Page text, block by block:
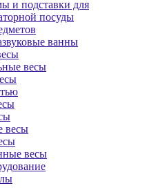
и подставки для
посуды
ванны
весы
весы
весы